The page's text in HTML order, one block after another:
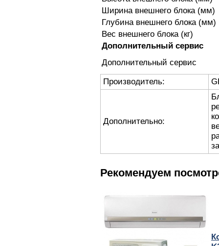
Ширина внешнего блока (мм)
Глубина внешнего блока (мм)
Вес внешнего блока (кг)
Дополнительный сервис
Дополнительный сервис
Производитель:
Дополнительно:
Рекомендуем